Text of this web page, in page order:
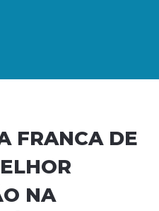
FRANCA DE
NA